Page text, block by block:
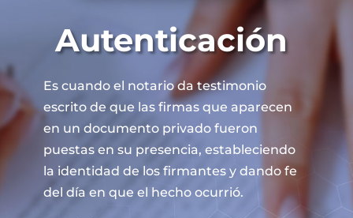
Autenticación
Es cuando el notario da testimonio
escrito de que las firmas que aparecen
en un documento privado fueron
puestas en su presencia, estableciendo
la identidad de los firmantes y dando fe
del día en que el hecho ocurrió.